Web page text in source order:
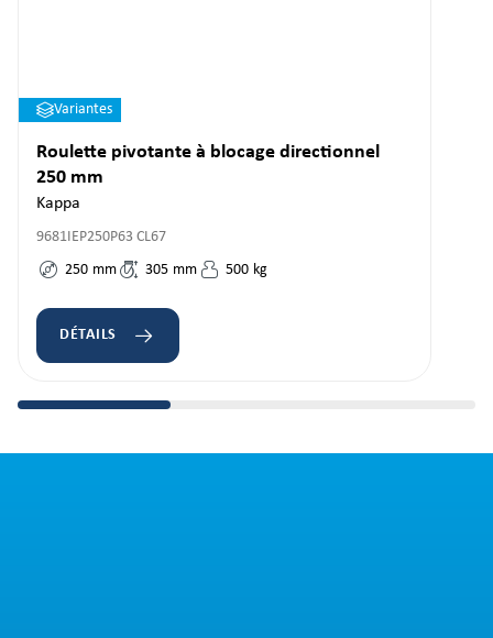
Variantes
Roulette pivotante à blocage directionnel
250 mm
Kappa
9681IEP250P63 CL67
250 mm 305 mm 500 kg
DÉTAILS